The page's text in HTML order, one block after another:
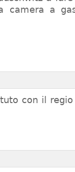
camera a
con il